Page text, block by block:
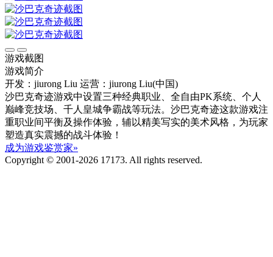
游戏截图
游戏简介
开发：jiurong Liu 运营：jiurong Liu(中国)
沙巴克奇迹游戏中设置三种经典职业、全自由PK系统、个人
巅峰竞技场、千人皇城争霸战等玩法。沙巴克奇迹这款游戏注
重职业间平衡及操作体验，辅以精美写实的美术风格，为玩家
塑造真实震撼的战斗体验！
成为游戏鉴赏家»
Copyright © 2001-2026 17173. All rights reserved.